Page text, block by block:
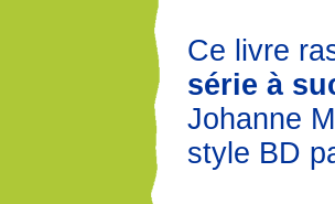
Ce livre
série à
Johanne
style BD